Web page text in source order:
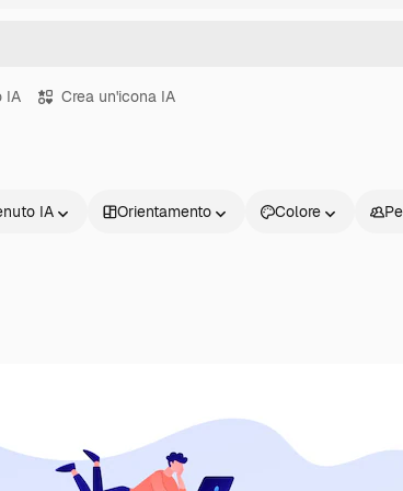
IA Crea un'icona IA
IA Orientamento Colore
Prodotti